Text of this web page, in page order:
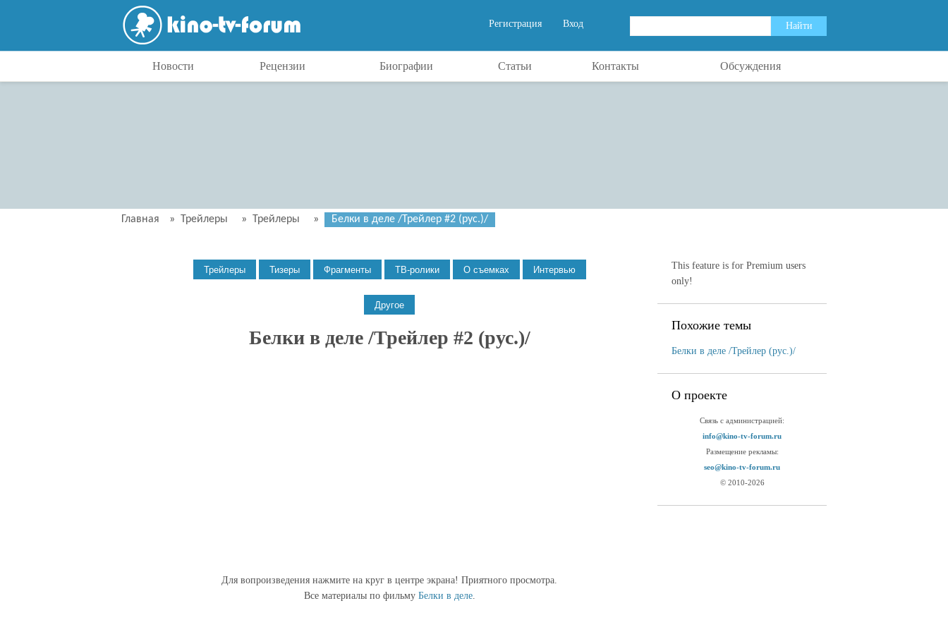
Вход
Регистрация
Новости Рецензии Биографии Статьи Контакты Обсуждения
Главная » Трейлеры » Трейлеры » Белки в деле /Трейлер #2 (рус.)/
Белки в деле /Трейлер #2 (рус.)/
Для вопроизведения нажмите на круг в центре экрана! Приятного просмотра.
Все материалы по фильму Белки в деле.
This feature is for Premium users
only!
Похожие темы
Белки в деле /Трейлер (рус.)/
О проекте
Связь с администрацией:
info@kino-tv-forum.ru
Размещение рекламы:
seo@kino-tv-forum.ru
© 2010-2026